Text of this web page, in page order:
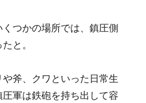
つかの場所では、鎮圧側
と。
斧、クワといった日常生
軍は鉄砲を持ち出して容